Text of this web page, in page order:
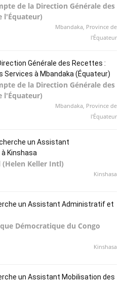
de la Direction Générale des
l'Équateur)
Mbandaka, Province de
l'Équateur
Générale des Recettes :
Services à Mbandaka (Équateur)
de la Direction Générale des
l'Équateur)
Mbandaka, Province de
l'Équateur
un Assistant
Kinshasa
Keller Intl)
Kinshasa
un Assistant Administratif et
Démocratique du Congo
Kinshasa
un Assistant Mobilisation des